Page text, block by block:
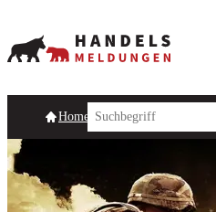
HomepageHandelsmeldungen